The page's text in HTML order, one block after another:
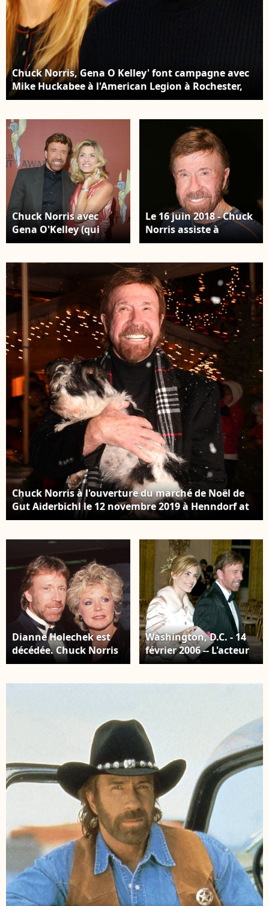
Chuck Norris, Gena O Kelley' font campagne avec
Mike Huckabee à l'American Legion à Rochester,
New Hampshire le 7 janvier 2008. Les primaires du
John Angelillo/UPI/ABACAPRESS.COM .
Chuck Norris avec
Gena O'Kelley (qui
attend des jumeaux)
Stunt Awards, Santa
Monica Airport, Barker
hangar, California.
20/05/01 Photo de JEN
LOWERY/Avalon/ABACAPRESS.COM
Le 16 juin 2018 - Chuck
Norris assiste à
Supanova 2018 à
Christopher
KhouryAgence de
presse australienne via
Zuma/ABACAPRESS.COM
Chuck Norris à l'ouverture du marché de Noël de
Gut Aiderbichl le 12 novembre 2019 à Henndorf at
Wallersee, en Autriche. Photo by A-way!/Splash
Dianne Holechek est
décédée. Chuck Norris
et sa femme Dianne
Washington, D.C. - 14
février 2006 -- L'acteur
Chuck Norris et son
président des États-
Unis George W. Bush et
la première dame
Laura Bush et leurs
invités lors d'un dîner
social de la Saint-
Valentin dans la salle
Est de la Maison
Blanche à Washington,
D.C., le 14 février 2006.
Crédit : Ron Sachs /
CNP